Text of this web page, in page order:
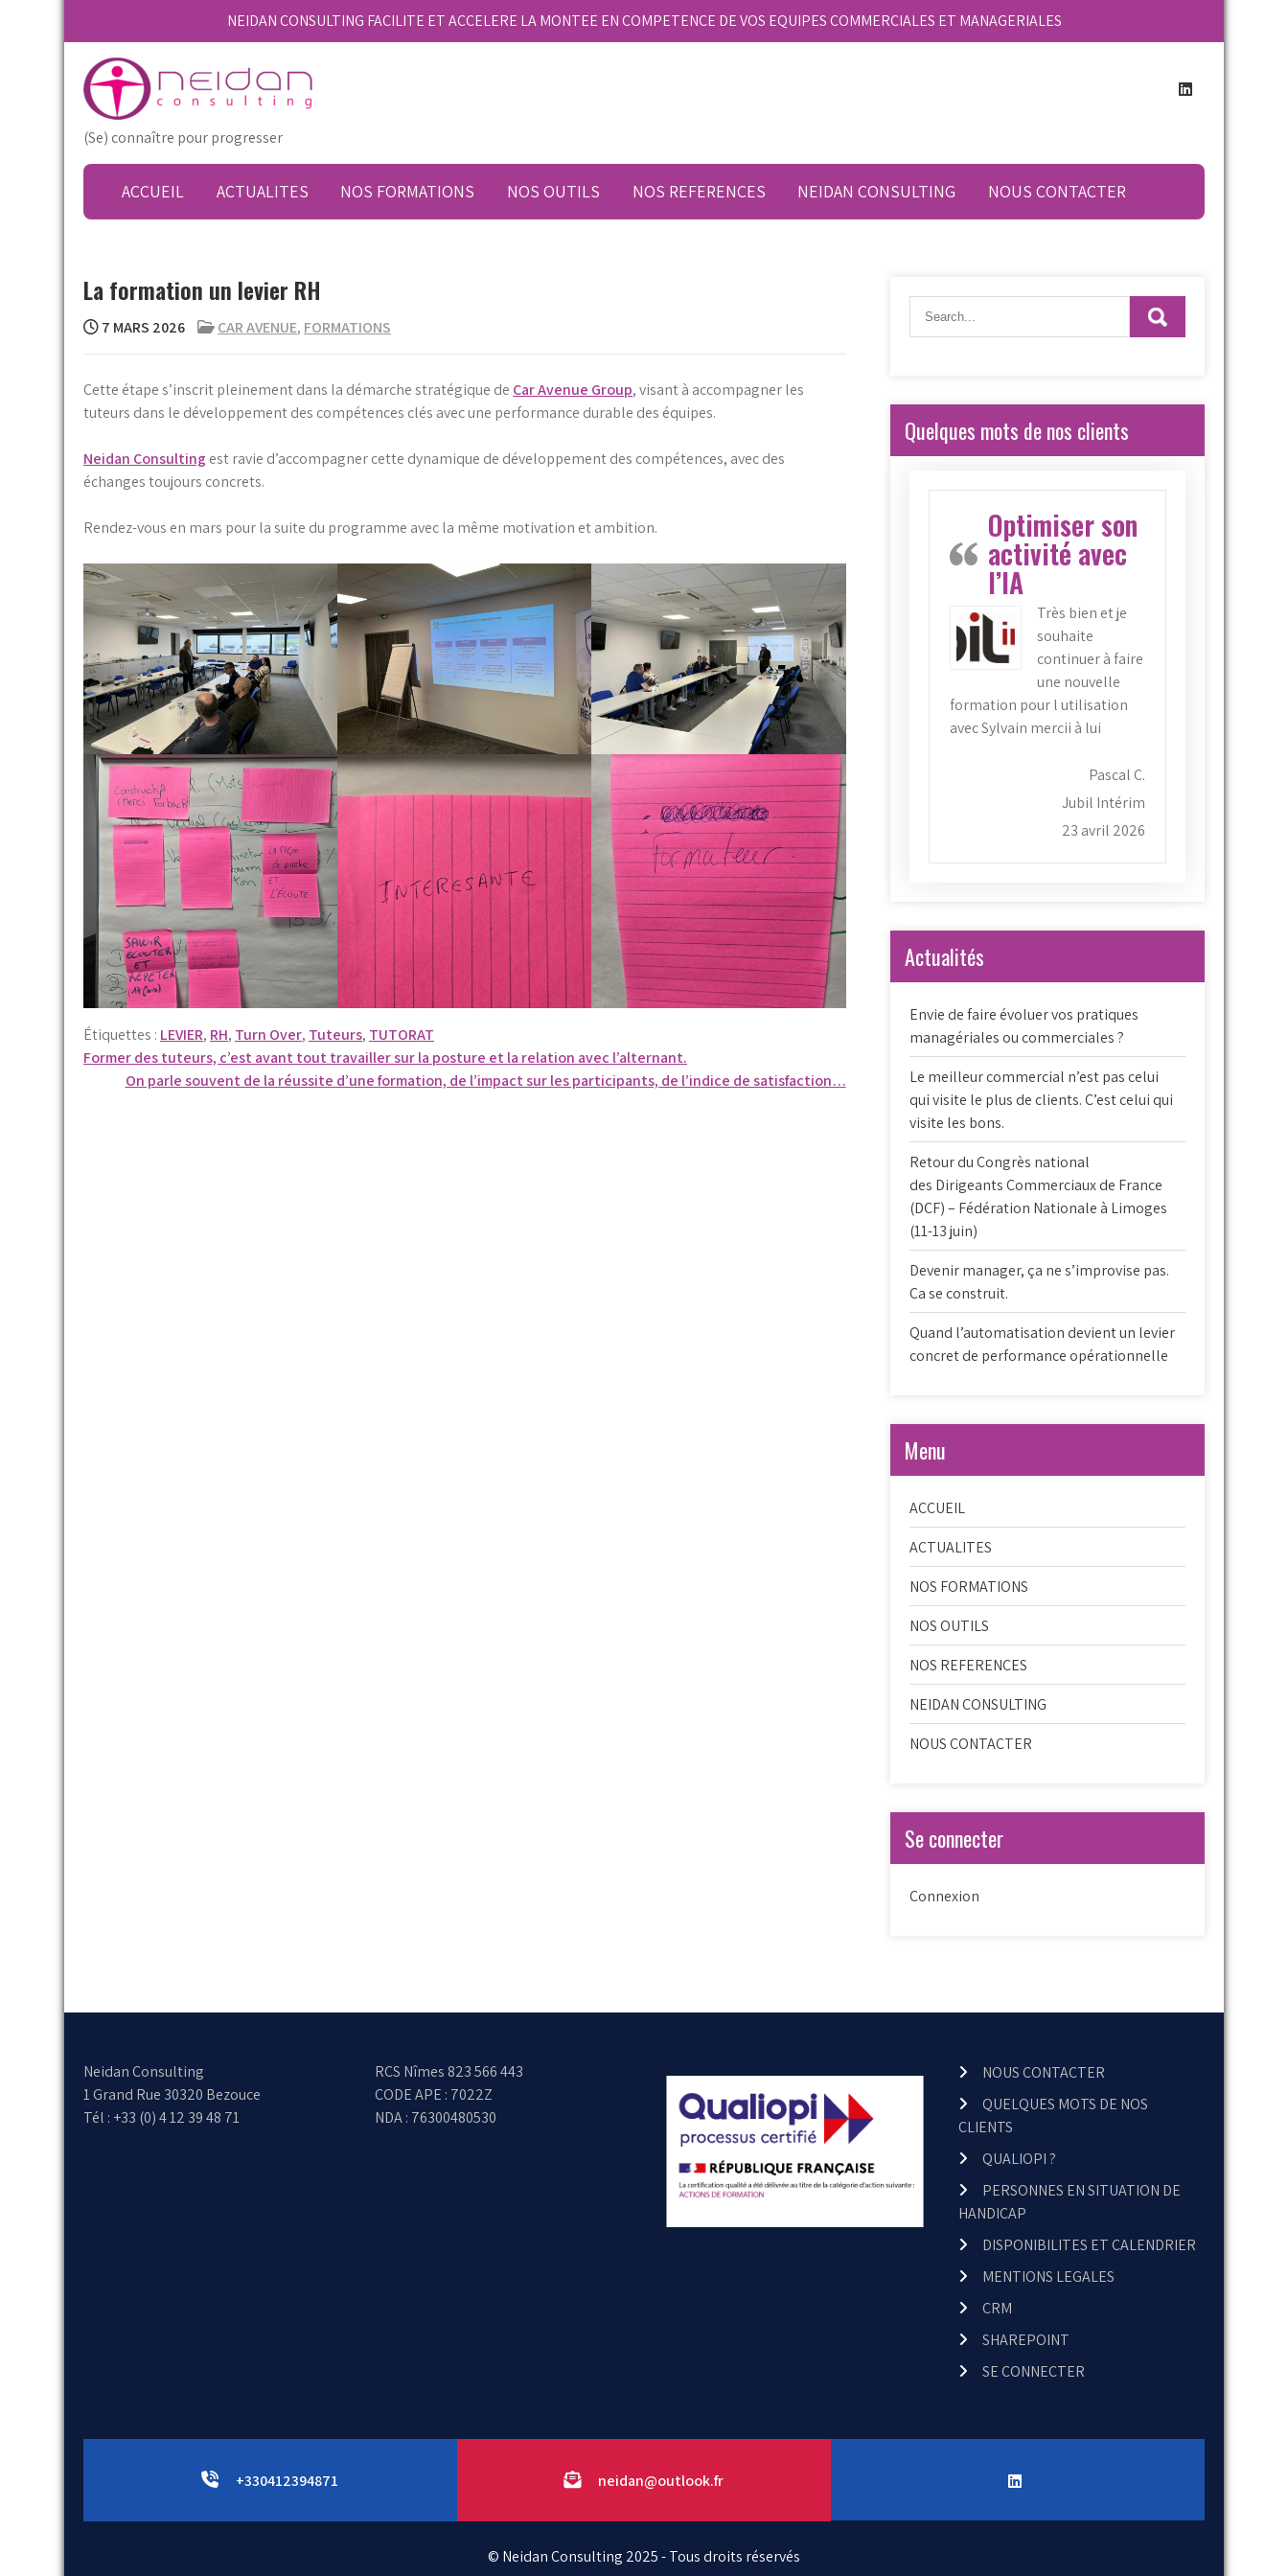
NEIDAN CONSULTING FACILITE ET ACCELERE LA MONTEE EN COMPETENCE DE VOS EQUIPES COMMERCIALES ET MANAGERIALES
(Se) connaître pour progresser
ACCUEIL ACTUALITES NOS FORMATIONS NOS OUTILS NOS REFERENCES NEIDAN CONSULTING NOUS CONTACTER
La formation un levier RH
7 MARS 2026 CAR AVENUE, FORMATIONS
Cette étape s’inscrit pleinement dans la démarche stratégique de Car Avenue Group, visant à accompagner les
tuteurs dans le développement des compétences clés avec une performance durable des équipes.
Neidan Consulting est ravie d’accompagner cette dynamique de développement des compétences, avec des
échanges toujours concrets.
Rendez-vous en mars pour la suite du programme avec la même motivation et ambition.
Étiquettes : LEVIER, RH, Turn Over, Tuteurs, TUTORAT
Navigation
Former des tuteurs, c’est avant tout travailler sur la posture et la relation avec l’alternant.
On parle souvent de la réussite d’une formation, de l’impact sur les participants, de l’indice de satisfaction…
Quelques mots de nos clients
Optimiser son
activité avec
l’IA
Très bien et je
souhaite
continuer à faire
une nouvelle
formation pour l utilisation
avec Sylvain mercii à lui
Pascal C.
Jubil Intérim
23 avril 2026
Actualités
Envie de faire évoluer vos pratiques
managériales ou commerciales ?
Le meilleur commercial n’est pas celui
qui visite le plus de clients. C’est celui qui
visite les bons.
Retour du Congrès national
des Dirigeants Commerciaux de France
(DCF) – Fédération Nationale à Limoges
(11-13 juin)
Devenir manager, ça ne s’improvise pas.
Ca se construit.
Quand l’automatisation devient un levier
concret de performance opérationnelle
Menu
ACCUEIL
ACTUALITES
NOS FORMATIONS
NOS OUTILS
NOS REFERENCES
NEIDAN CONSULTING
NOUS CONTACTER
Se connecter
Connexion
Neidan Consulting
1 Grand Rue 30320 Bezouce
Tél : +33 (0) 4 12 39 48 71
RCS Nîmes 823 566 443
CODE APE : 7022Z
NDA : 76300480530
NOUS CONTACTER
QUELQUES MOTS DE NOS
CLIENTS
QUALIOPI ?
PERSONNES EN SITUATION DE
HANDICAP
DISPONIBILITES ET CALENDRIER
MENTIONS LEGALES
CRM
SHAREPOINT
SE CONNECTER
+330412394871 neidan@outlook.fr
© Neidan Consulting 2025 - Tous droits réservés